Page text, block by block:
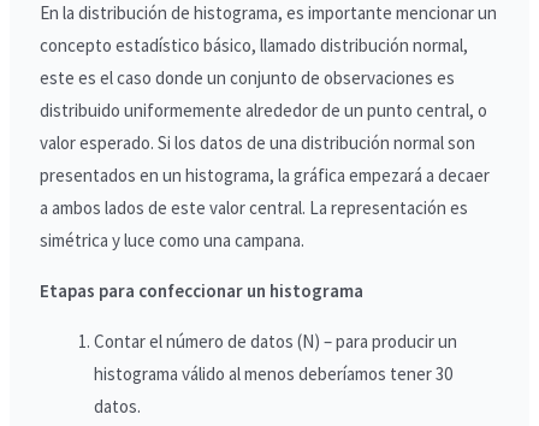
En la distribución de histograma, es importante mencionar un
concepto estadístico básico, llamado distribución normal,
este es el caso donde un conjunto de observaciones es
distribuido uniformemente alrededor de un punto central, o
valor esperado. Si los datos de una distribución normal son
presentados en un histograma, la gráfica empezará a decaer
a ambos lados de este valor central. La representación es
simétrica y luce como una campana.
Etapas para confeccionar un histograma
Contar el número de datos (N) – para producir un
histograma válido al menos deberíamos tener 30
datos.